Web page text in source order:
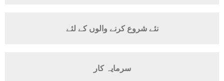
نئے شروع کرنے والوں کے لئے
سرمایہ کار